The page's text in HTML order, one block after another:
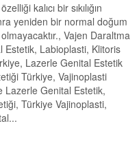
kalıcı bir sıkılığın
yeniden bir normal doğum
Vajen Daraltma
Estetik, Labioplasti, Klitoris
Lazerle Genital Estetik
Türkiye, Vajinoplasti
Lazerle Genital Estetik,
Türkiye Vajinoplasti,